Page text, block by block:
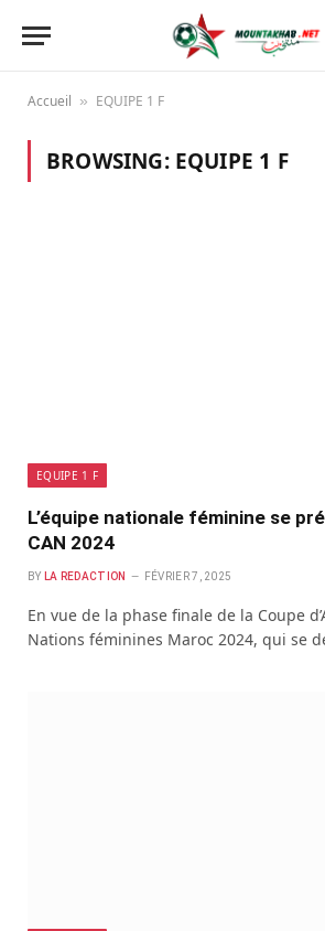
Accueil » EQUIPE 1 F
BROWSING: EQUIPE 1 F
EQUIPE 1 F
L’équipe nationale féminine se
CAN 2024
BY LA REDACTION FÉVRIER 7, 2025
En vue de la phase finale de la Coupe
Nations féminines Maroc 2024, qui se